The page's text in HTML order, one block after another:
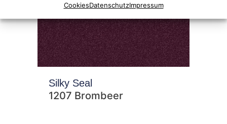
CookiesDatenschutzImpressum
Silky Seal
1207 Brombeer